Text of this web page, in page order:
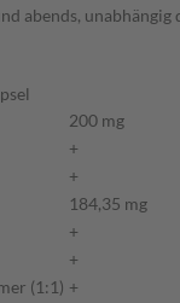
abends,
200 mg
+
+
184,35 mg
+
+
(1:1) +